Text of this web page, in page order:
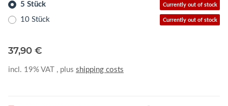
5 Stück Currently out of stock
10 Stück Currently out of stock
37,90 €
incl. 19% VAT , plus shipping costs